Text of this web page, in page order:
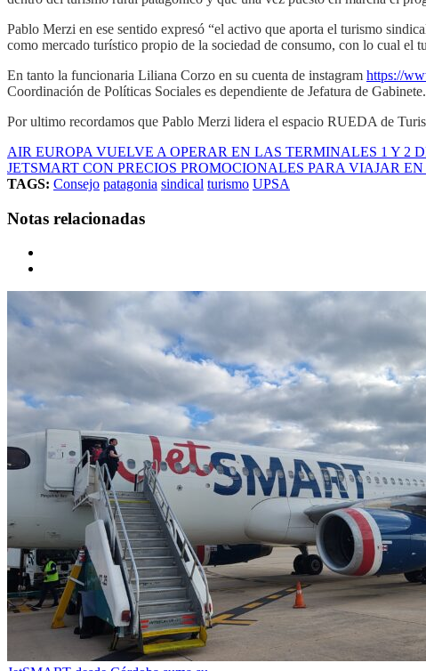
Pablo Merzi en ese sentido expresó “el activo que aporta el turismo
como mercado turístico propio de la sociedad de consumo, con lo cual el
En tanto la funcionaria Liliana Corzo en su cuenta de instagram https://
Coordinación de Políticas Sociales es dependiente de Jefatura de Gabinete.
Por ultimo recordamos que Pablo Merzi lidera el espacio RUEDA de
AIR EUROPA VUELVE A OPERAR EN LAS TERMINALES 1 Y 2
JETSMART CON PRECIOS PROMOCIONALES PARA VIAJAR
TAGS: Consejo patagonia sindical turismo UPSA
Notas relacionadas